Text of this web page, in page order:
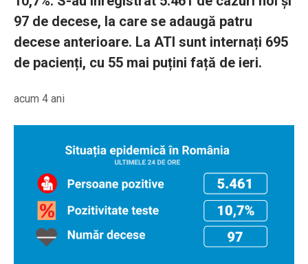
97 de decese, la care se adaugă patru
decese anterioare. La ATI sunt internați 695
de pacienți, cu 55 mai puțini față de ieri.
acum 4 ani